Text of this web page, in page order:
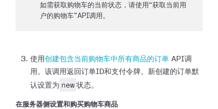
如需获取购物车的当前状态，请使用“获取当前用
户的购物车”API调用。
使用创建包含当前购物车中所有商品的订单 API调
用。该调用返回订单ID和支付令牌。新创建的订单默
认设置为 new 状态。
在服务器侧设置和购买购物车商品